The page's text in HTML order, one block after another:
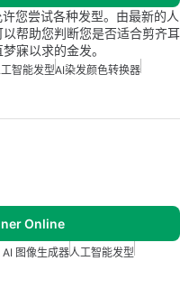
您尝试各种发型。由最新的人
帮助您判断您是否适合剪齐耳
寐以求的金发。
智能发型AI染发颜色转换器
Online
AI 图像生成器人工智能发型